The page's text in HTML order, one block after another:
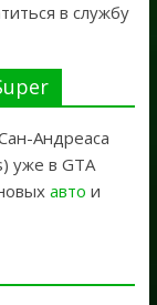
в службу
Андреаса
уже в GTA
авто и